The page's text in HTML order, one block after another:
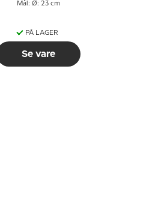
Mål: Ø: 23 cm
PÅ LAGER
Se vare